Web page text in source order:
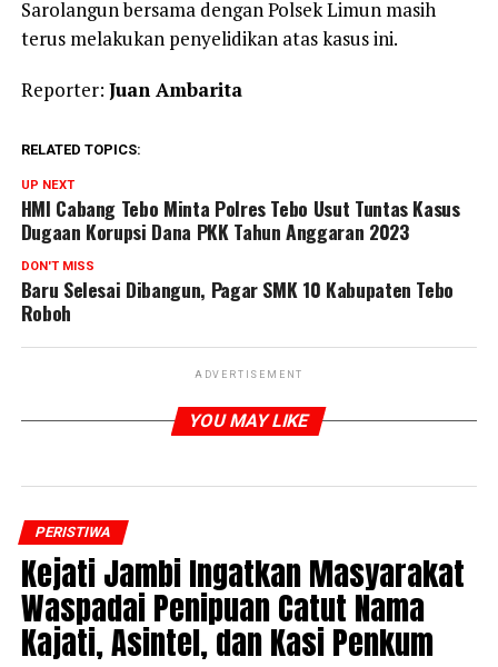
Sarolangun bersama dengan Polsek Limun masih
terus melakukan penyelidikan atas kasus ini.
Reporter: Juan Ambarita
RELATED TOPICS:
UP NEXT
HMI Cabang Tebo Minta Polres Tebo Usut Tuntas Kasus
Dugaan Korupsi Dana PKK Tahun Anggaran 2023
DON'T MISS
Baru Selesai Dibangun, Pagar SMK 10 Kabupaten Tebo
Roboh
ADVERTISEMENT
YOU MAY LIKE
PERISTIWA
‎Kejati Jambi Ingatkan Masyarakat
Waspadai Penipuan Catut Nama
Kajati, Asintel, dan Kasi Penkum